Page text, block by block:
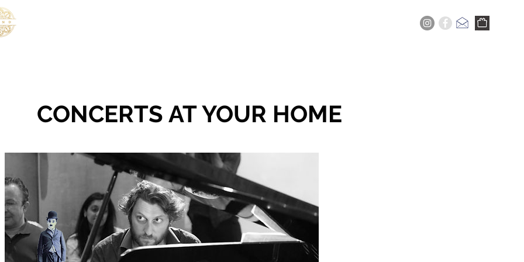
CONCERTS AT YOUR HOME